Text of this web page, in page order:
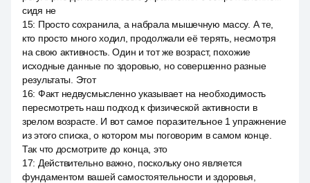
сидя не
15: Просто сохранила, а набрала мышечную массу. А те,
кто просто много ходил, продолжали её терять, несмотря
на свою активность. Один и тот же возраст, похожие
исходные данные по здоровью, но совершенно разные
результаты. Этот
16: Факт недвусмысленно указывает на необходимость
пересмотреть наш подход к физической активности в
зрелом возрасте. И вот самое поразительное 1 упражнение
из этого списка, о котором мы поговорим в самом конце.
Так что досмотрите до конца, это
17: Действительно важно, поскольку оно является
фундаментом вашей самостоятельности и здоровья,